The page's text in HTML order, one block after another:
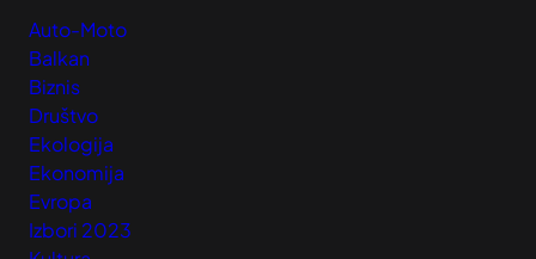
Auto-Moto
Balkan
Biznis
Društvo
Ekologija
Ekonomija
Evropa
Izbori 2023